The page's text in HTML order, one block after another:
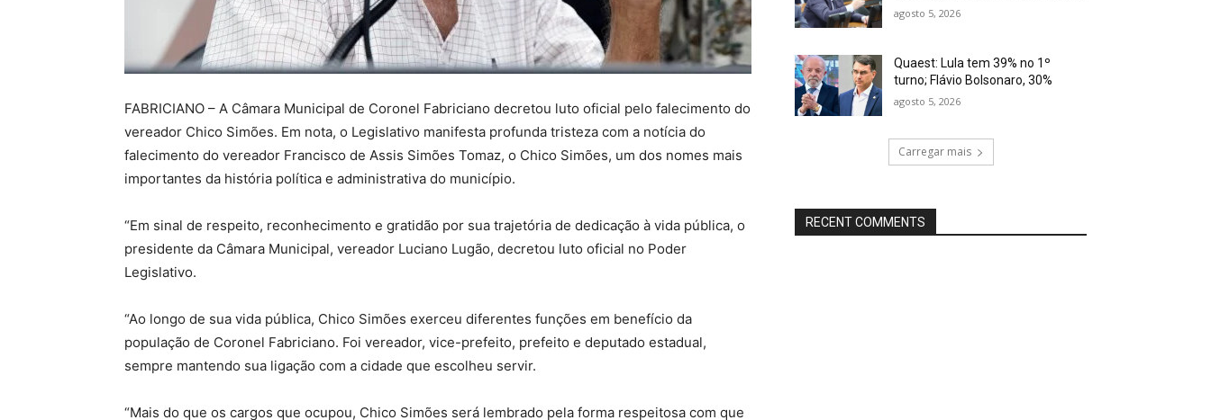
FABRICIANO – A Câmara Municipal de Coronel Fabriciano decretou luto oficial pelo falecimento do
vereador Chico Simões. Em nota, o Legislativo manifesta profunda tristeza com a notícia do
falecimento do vereador Francisco de Assis Simões Tomaz, o Chico Simões, um dos nomes mais
importantes da história política e administrativa do município.
“Em sinal de respeito, reconhecimento e gratidão por sua trajetória de dedicação à vida pública, o
presidente da Câmara Municipal, vereador Luciano Lugão, decretou luto oficial no Poder
Legislativo.
“Ao longo de sua vida pública, Chico Simões exerceu diferentes funções em benefício da
população de Coronel Fabriciano. Foi vereador, vice-prefeito, prefeito e deputado estadual,
sempre mantendo sua ligação com a cidade que escolheu servir.
“Mais do que os cargos que ocupou, Chico Simões será lembrado pela forma respeitosa com que
agosto 5, 2026
Quaest: Lula tem 39% no 1º
turno; Flávio Bolsonaro, 30%
agosto 5, 2026
Carregar mais
RECENT COMMENTS